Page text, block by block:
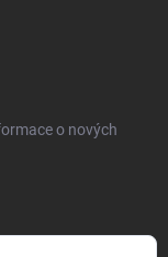
o nových